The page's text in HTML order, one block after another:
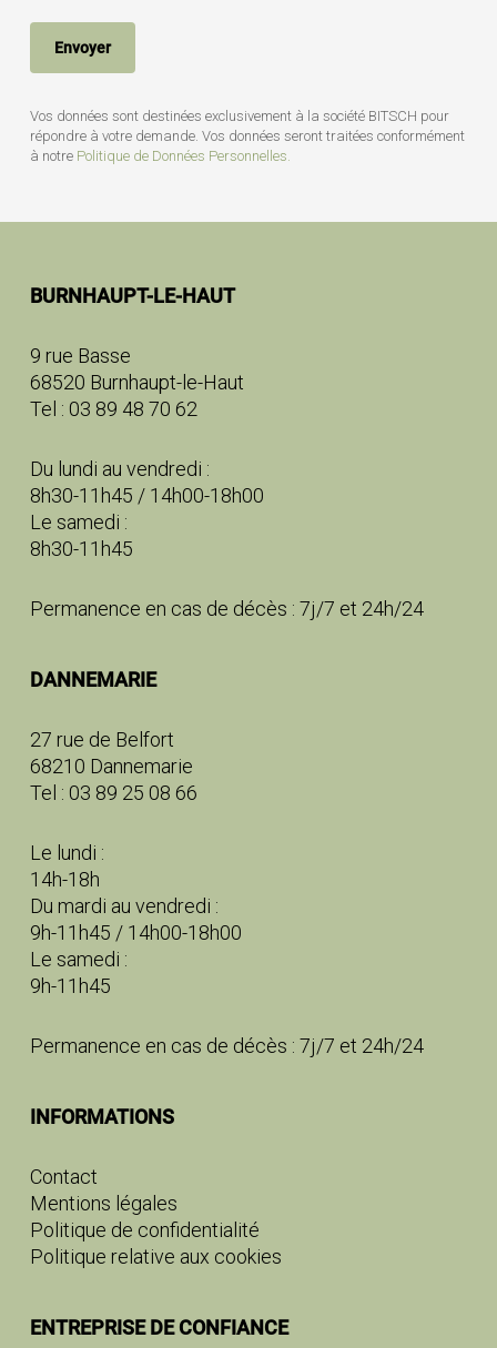
Vos données sont destinées exclusivement à la société BITSCH pour
répondre à votre demande. Vos données seront traitées conformément
à notre Politique de Données Personnelles.
BURNHAUPT-LE-HAUT
9 rue Basse
68520 Burnhaupt-le-Haut
Tel : 03 89 48 70 62
Du lundi au vendredi :
8h30-11h45 / 14h00-18h00
Le samedi :
8h30-11h45
Permanence en cas de décès : 7j/7 et 24h/24
DANNEMARIE
27 rue de Belfort
68210 Dannemarie
Tel : 03 89 25 08 66
Le lundi :
14h-18h
Du mardi au vendredi :
9h-11h45 / 14h00-18h00
Le samedi :
9h-11h45
Permanence en cas de décès : 7j/7 et 24h/24
INFORMATIONS
Contact
Mentions légales
Politique de confidentialité
Politique relative aux cookies
ENTREPRISE DE CONFIANCE